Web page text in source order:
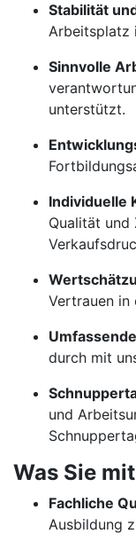
Stabilität
Arbeitsplatz
Sinnvolle
unterstützt.
Individuelle
Qualität und
Vertrauen in
durch mit
und
Was Sie
Fachliche
Ausbildung